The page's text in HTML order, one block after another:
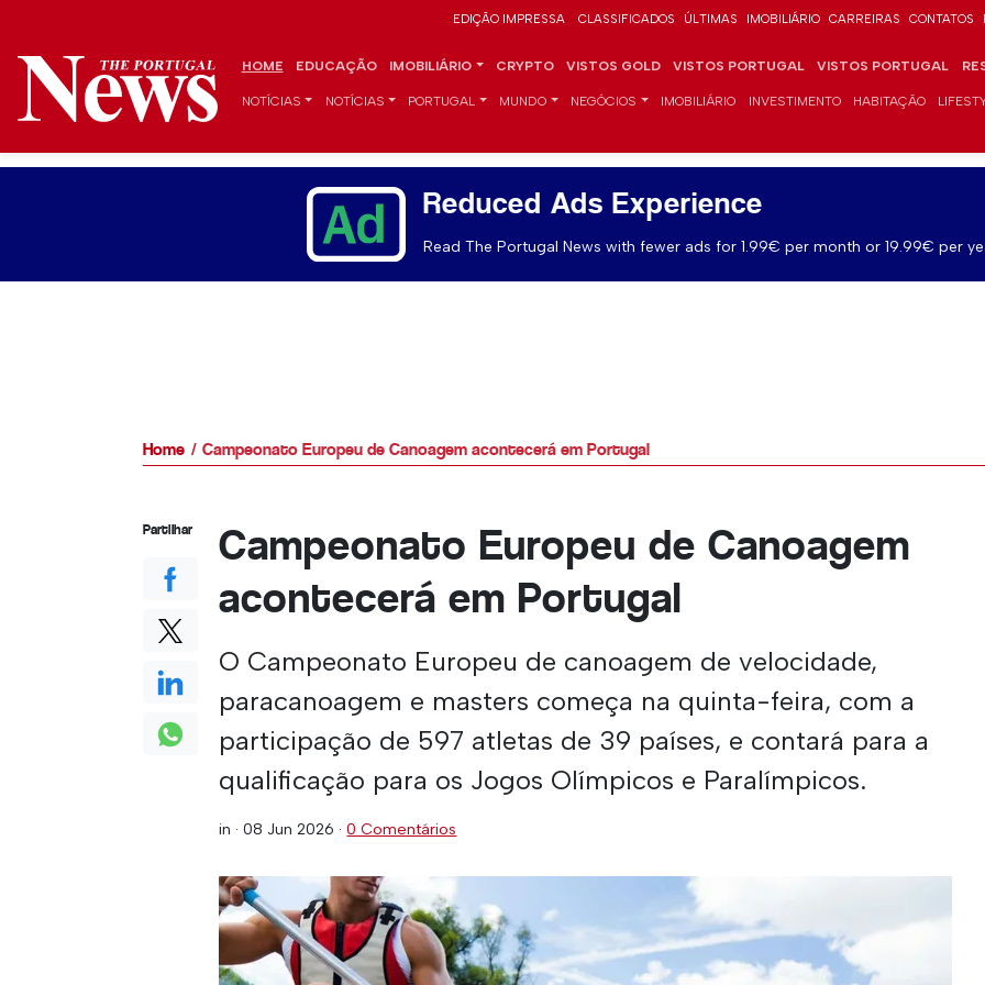
EDIÇÃO IMPRESSA CLASSIFICADOS ÚLTIMAS IMOBILIÁRIO CARREIRAS CONTATOS
HOME EDUCAÇÃO IMOBILIÁRIO CRYPTO VISTOS GOLD VISTOS PORTUGAL VISTOS PORTUGAL
NOTÍCIAS NOTÍCIAS PORTUGAL MUNDO NEGÓCIOS IMOBILIÁRIO INVESTIMENTO HABITAÇÃO
Reduced Ads Experience
Read The Portugal News with fewer ads for 1.99€ per month or 19.99€ per
Home Campeonato Europeu de Canoagem acontecerá em Portugal
Campeonato Europeu de Canoagem
acontecerá em Portugal
O Campeonato Europeu de canoagem de velocidade,
paracanoagem e masters começa na quinta-feira, com a
participação de 597 atletas de 39 países, e contará para a
qualificação para os Jogos Olímpicos e Paralímpicos.
in ·08 Jun 2026 ·0 Comentários
Partilhar